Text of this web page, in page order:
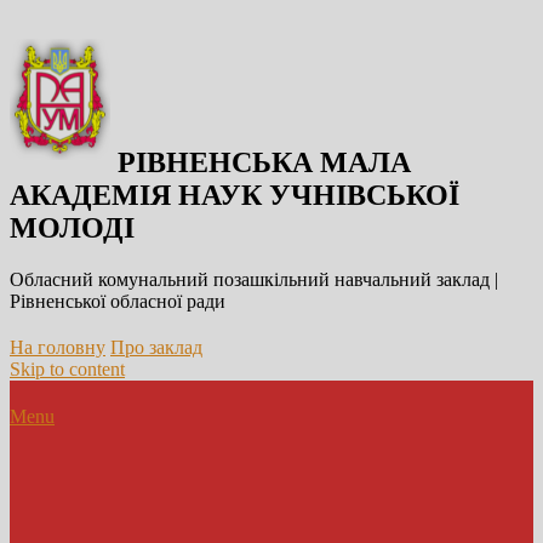
РІВНЕНСЬКА МАЛА
АКАДЕМІЯ НАУК УЧНІВСЬКОЇ
МОЛОДІ
Обласний комунальний позашкільний навчальний заклад |
Рівненської обласної ради
На головну Про заклад
Skip to content
Menu